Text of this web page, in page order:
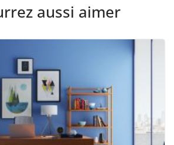
aussi aimer